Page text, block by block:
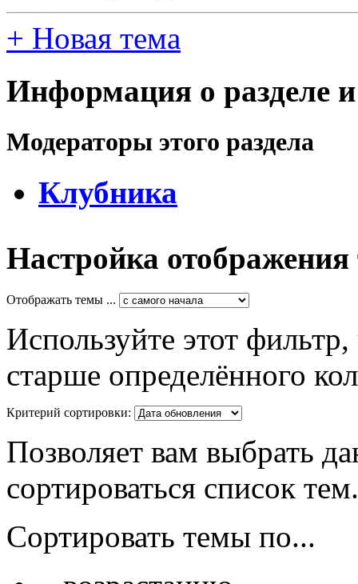
+ Новая тема
Информация о разделе
Модераторы этого раздела
Клубника
Настройка отображения
Отображать темы ...
Используйте этот
старше определённого
Критерий сортировки:
Позволяет вам выбрать
сортироваться список тем.
Сортировать темы по...